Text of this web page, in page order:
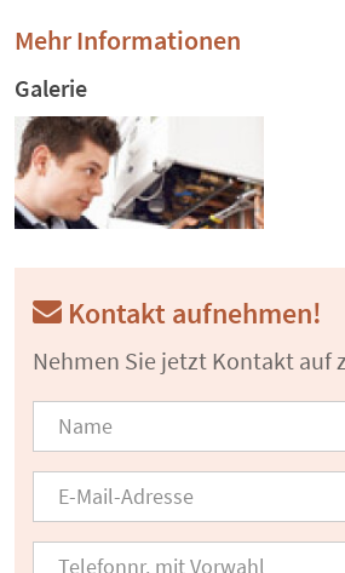
Mehr Informationen
Galerie
Kontakt aufnehmen!
Nehmen Sie jetzt Kontakt auf